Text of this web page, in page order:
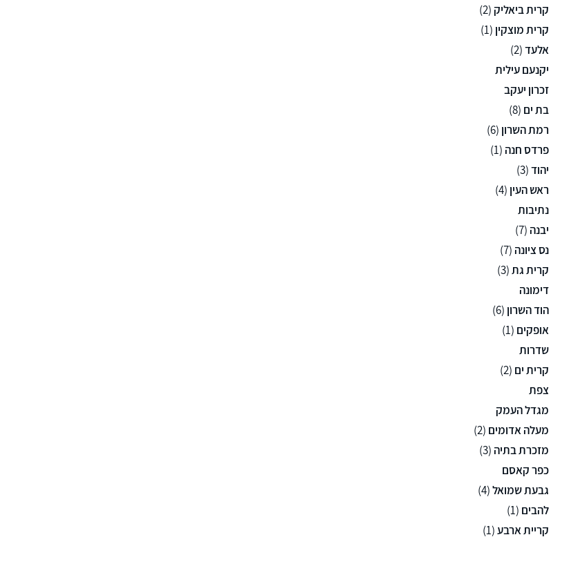
קרית ביאליק(2)
קרית מוצקין (1)
אלעד(2)
יקנעם עילית
זכרון יעקב
בת ים (8)
רמת השרון (6)
פרדס חנה (1)
יהוד(3)
ראש העין (4)
נתיבות
יבנה (7)
נס ציונה (7)
קרית גת(3)
דימונה
הוד השרון (6)
אופקים (1)
שדרות
קרית ים (2)
צפת
מגדל העמק
מעלה אדומים (2)
מזכרת בתיה (3)
כפר קאסם
גבעת שמואל(4)
להבים (1)
קריית ארבע(1)